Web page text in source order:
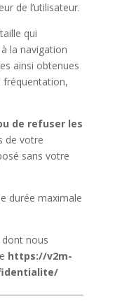
de l’utilisateur.
qui
la navigation
ainsi obtenues
fréquentation,
de refuser les
de votre
sans votre
durée maximale
dont nous
https://v2m-